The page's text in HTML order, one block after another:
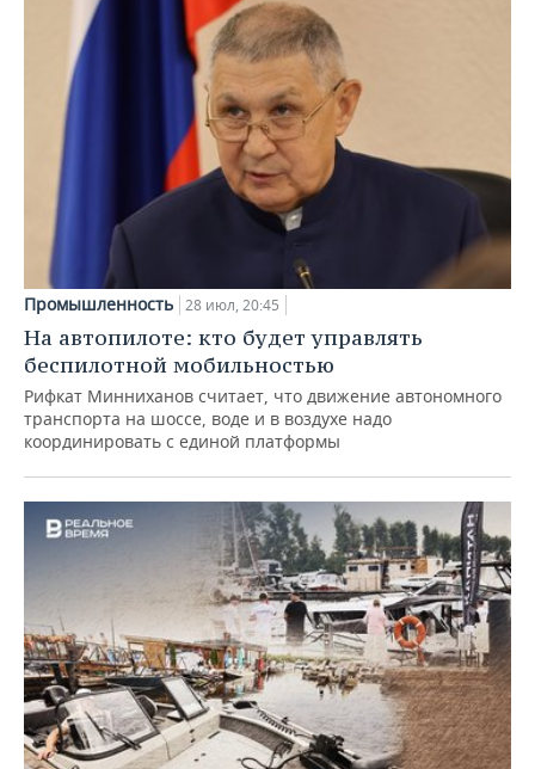
Промышленность 28 июл, 20:45
На автопилоте: кто будет управлять
беспилотной мобильностью
Рифкат Минниханов считает, что движение автономного
транспорта на шоссе, воде и в воздухе надо
координировать с единой платформы